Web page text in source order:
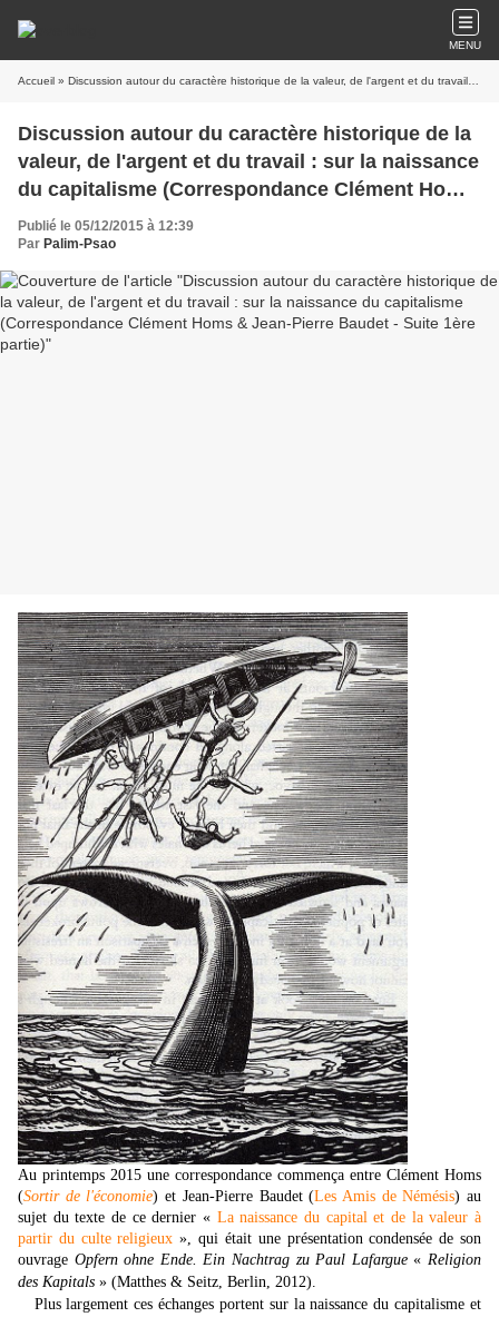
MENU
Accueil » Discussion autour du caractère historique de la valeur, de l'argent et du travail : sur la naissance du capitalisme (Correspondance Clément Homs & Jean-Pierre Baudet - Suite 1ère partie)
Discussion autour du caractère historique de la
valeur, de l'argent et du travail : sur la naissance
du capitalisme (Correspondance Clément Homs
& Jean-Pierre Baudet - Suite 1ère partie)
Publié le 05/12/2015 à 12:39
Par Palim-Psao
Au printemps 2015 une correspondance commença entre Clément Homs
(Sortir de l'économie) et Jean-Pierre Baudet (Les Amis de Némésis) au
sujet du texte de ce dernier « La naissance du capital et de la valeur à
partir du culte religieux », qui était une présentation condensée de son
ouvrage Opfern ohne Ende. Ein Nachtrag zu Paul Lafargue«Religion
des Kapitals » (Matthes & Seitz, Berlin, 2012).
Plus largement ces échanges portent sur la naissance du capitalisme et